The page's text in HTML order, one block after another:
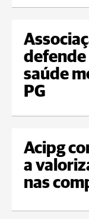
defende
saúde
PG
Acipg
a
nas